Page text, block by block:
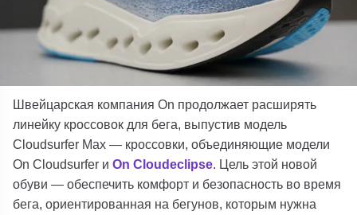
Швейцарская компания On продолжает расширять
линейку кроссовок для бега, выпустив модель
Cloudsurfer Max — кроссовки, объединяющие модели
On Cloudsurfer иOn Cloudeclipse. Цель этой новой
обуви — обеспечить комфорт и безопасность во время
бега, ориентированная на бегунов, которым нужна